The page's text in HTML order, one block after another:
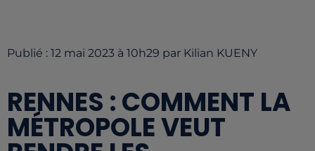
Publié : 12 mai 2023 à 10h29 par Kilian KUENY
RENNES : COMMENT LA
MÉTROPOLE VEUT